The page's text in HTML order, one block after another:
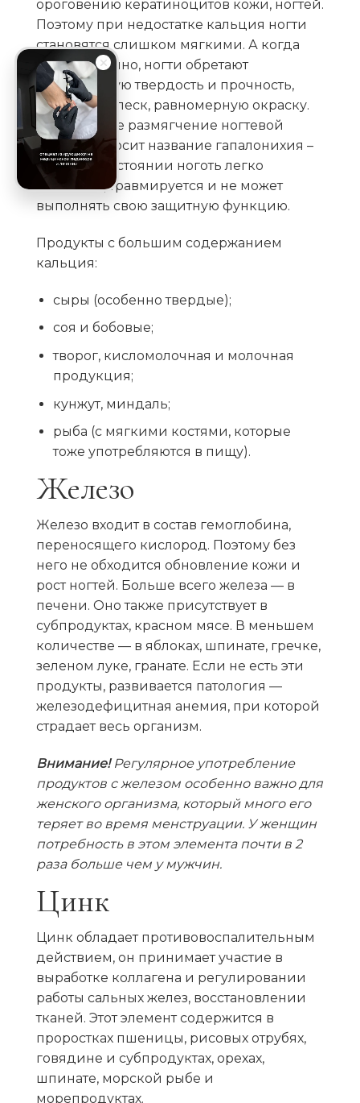
ороговению кератиноцитов кожи, ногтей.
Поэтому при недостатке кальция ногти
становятся слишком мягкими. А когда
его достаточно, ногти обретают
необходимую твердость и прочность,
здоровый блеск, равномерную окраску.
Выраженное размягчение ногтевой
пластины носит название гапалонихия –
при этом состоянии ноготь легко
сгибается, травмируется и не может
выполнять свою защитную функцию.
Продукты с большим содержанием
кальция:
сыры (особенно твердые);
соя и бобовые;
творог, кисломолочная и молочная
продукция;
кунжут, миндаль;
рыба (с мягкими костями, которые
тоже употребляются в пищу).
Железо
Железо входит в состав гемоглобина,
переносящего кислород. Поэтому без
него не обходится обновление кожи и
рост ногтей. Больше всего железа — в
печени. Оно также присутствует в
субпродуктах, красном мясе. В меньшем
количестве — в яблоках, шпинате, гречке,
зеленом луке, гранате. Если не есть эти
продукты, развивается патология —
железодефицитная анемия, при которой
страдает весь организм.
Внимание!Регулярное употребление
продуктов с железом особенно важно для
женского организма, который много его
теряет во время менструации. У женщин
потребность в этом элемента почти в 2
раза больше чем у мужчин.
Цинк
Цинк обладает противовоспалительным
действием, он принимает участие в
выработке коллагена и регулировании
работы сальных желез, восстановлении
тканей. Этот элемент содержится в
проростках пшеницы, рисовых отрубях,
говядине и субпродуктах, орехах,
шпинате, морской рыбе и
морепродуктах.